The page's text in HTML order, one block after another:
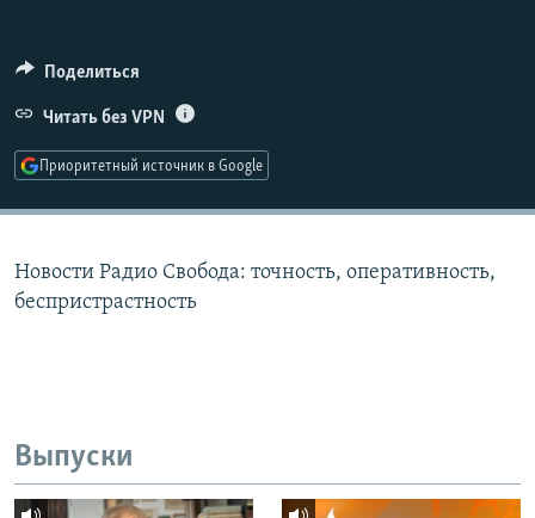
ПОДПИШИТЕСЬ НА РАССЫЛКУ
СОЦИАЛЬНЫЕ СЕТИ
Поделиться
Читать без VPN
Приоритетный источник в Google
Новости Радио Свобода: точность, оперативность,
беспристрастность
Выпуски